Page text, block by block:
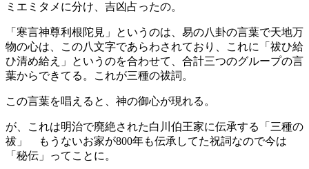
ミエミタメに分け、吉凶占ったの。
「寒言神尊利根陀見」というのは、易の八卦の言葉で天地万
物の心は、この八文字であらわされており、これに「祓ひ給
ひ清め給え」というのを合わせて、合計三つのグループの言
葉からできてる。これが三種の祓詞。
この言葉を唱えると、神の御心が現れる。
が、これは明治で廃絶された白川伯王家に伝承する「三種の
祓」 もうないお家が800年も伝承してた祝詞なので今は
「秘伝」ってことに。